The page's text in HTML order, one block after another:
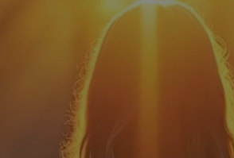
Retrouvez votre voie